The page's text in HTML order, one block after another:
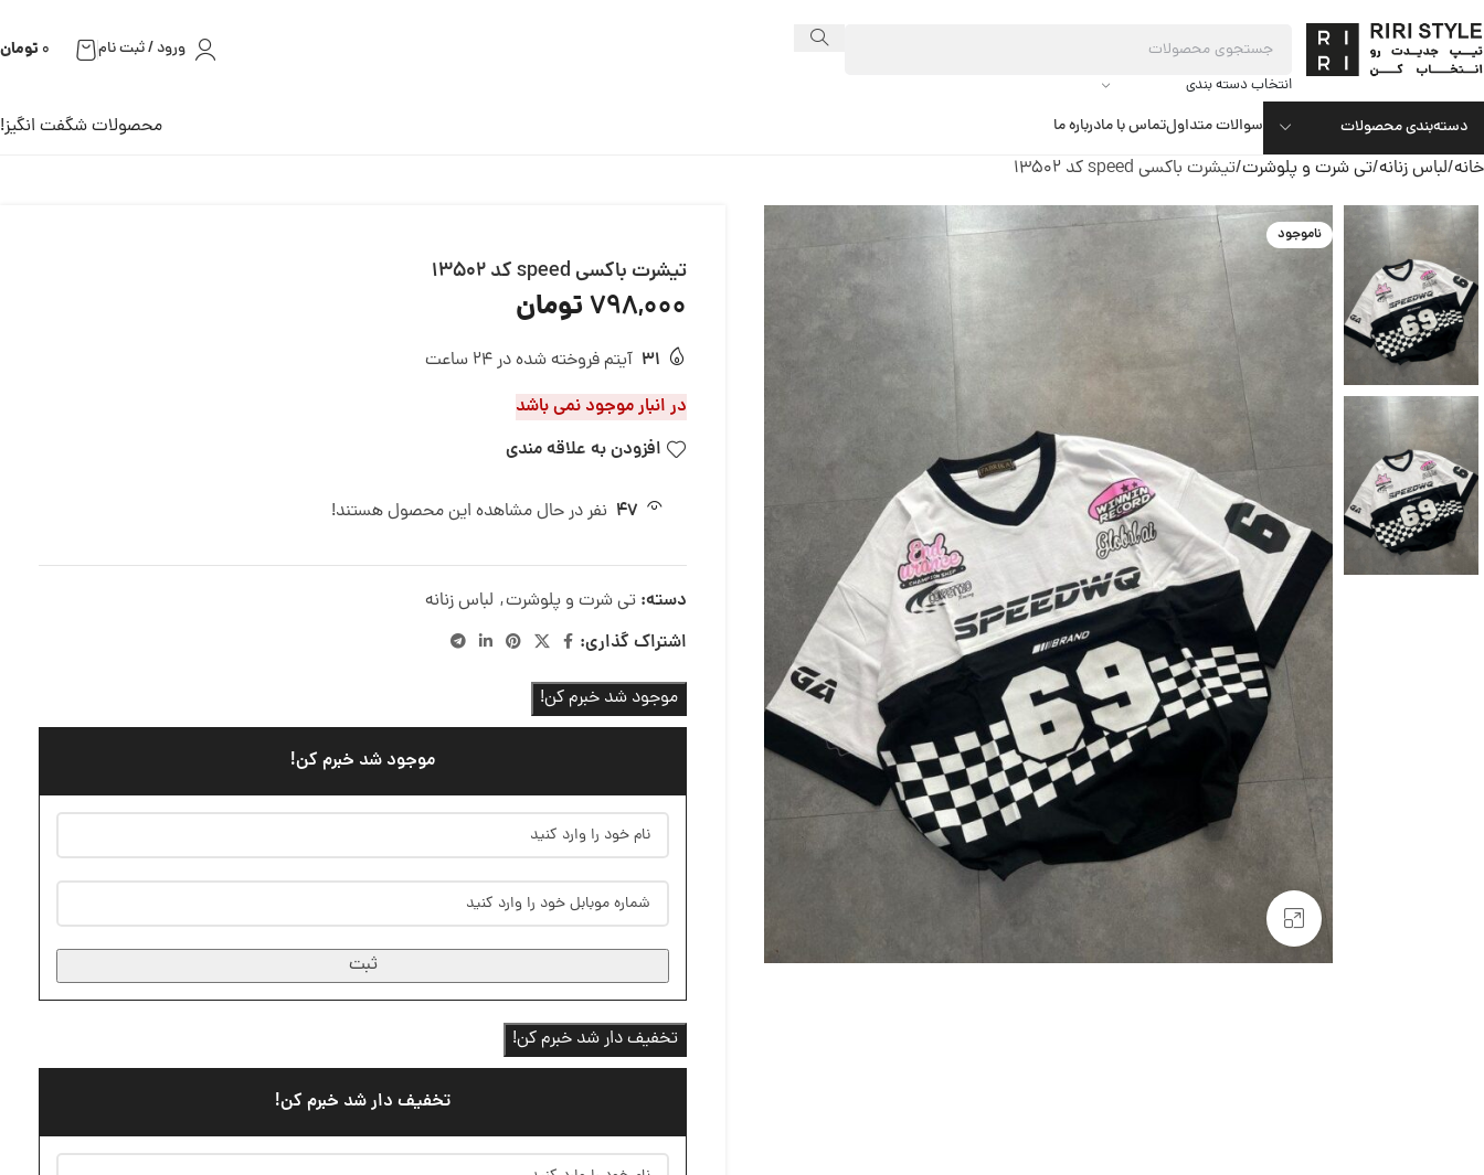
انتخاب دسته بندی
ورود / ثبت نام 0تومان
دسته‌بندی محصولات سوالات متداولتماس با مادرباره ما
محصولات شگفت انگیز!
خانه لباس زنانه تی شرت و پلوشرت تیشرت باکسی speed کد 13502
ناموجود
تیشرت باکسی speed کد 13502
798,000تومان
31 آیتم فروخته شده در 24 ساعت
در انبار موجود نمی باشد
افزودن به علاقه مندی
47 نفر در حال مشاهده این محصول هستند!
دسته: تی شرت و پلوشرت, لباس زنانه
اشتراک گذاری:
موجود شد خبرم کن!
موجود شد خبرم کن!
ثبت
تخفیف دار شد خبرم کن!
تخفیف دار شد خبرم کن!